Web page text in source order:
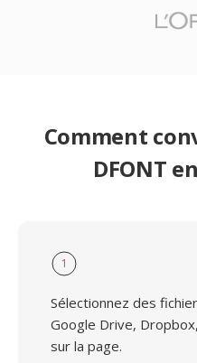
Comment
DFONT
1
Sélectionnez des
Google Drive,
sur la page.